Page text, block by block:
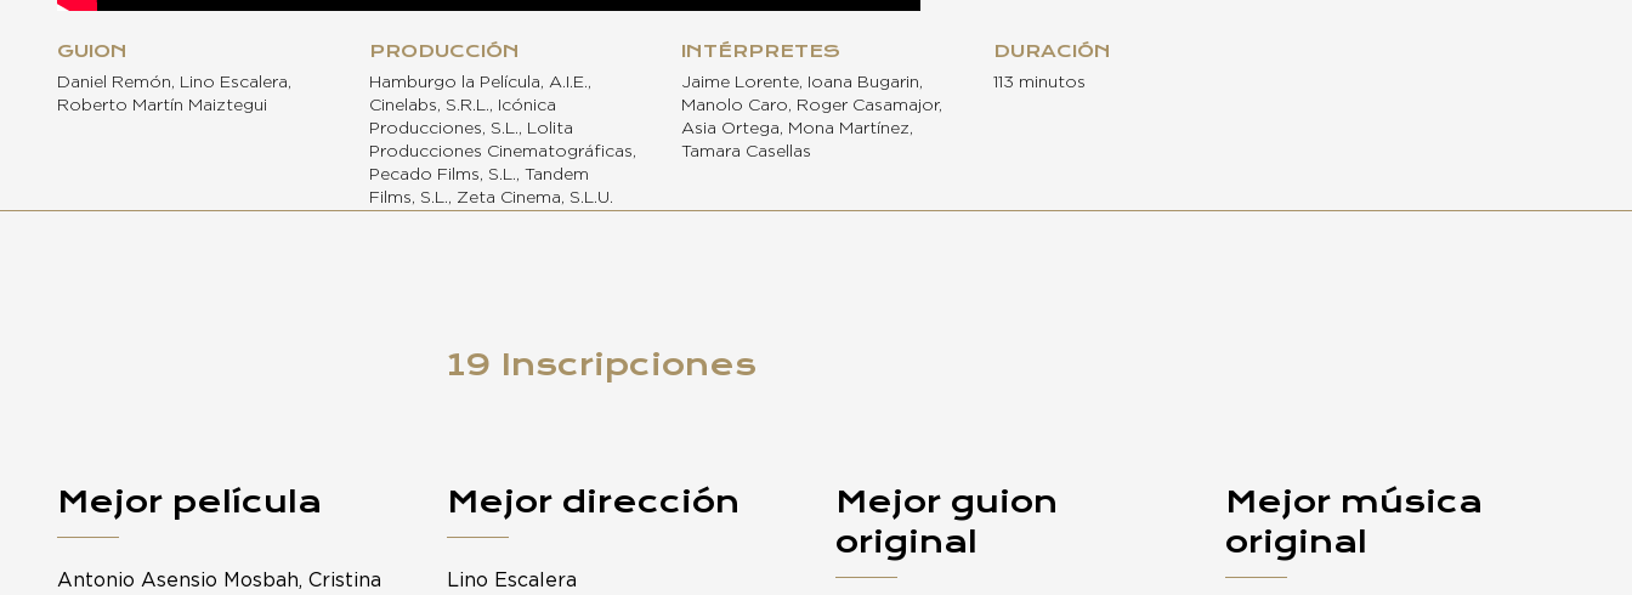
GUION
Daniel Remón, Lino Escalera,
Roberto Martín Maiztegui
PRODUCCIÓN
Hamburgo la Película, A.I.E.,
Cinelabs, S.R.L., Icónica
Producciones, S.L., Lolita
Producciones Cinematográficas,
Pecado Films, S.L., Tandem
Films, S.L., Zeta Cinema, S.L.U.
INTÉRPRETES
Jaime Lorente, Ioana Bugarin,
Manolo Caro, Roger Casamajor,
Asia Ortega, Mona Martínez,
Tamara Casellas
DURACIÓN
113 minutos
19 Inscripciones
Mejor película
Antonio Asensio Mosbah, Cristina
Mejor dirección
Lino Escalera
Mejor guion
original
Mejor música
original